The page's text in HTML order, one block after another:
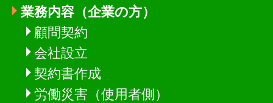
業務内容（企業の方）
顧問契約
会社設立
契約書作成
労働災害（使用者側）